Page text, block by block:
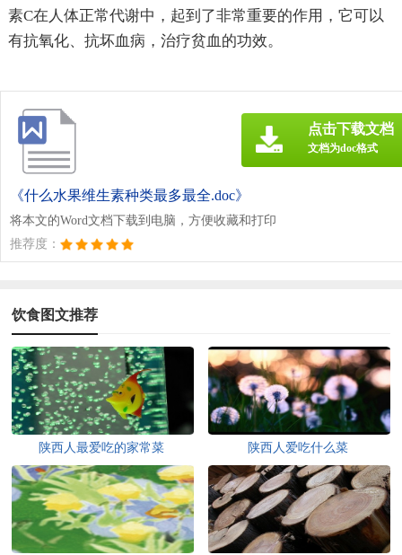
素C在人体正常代谢中，起到了非常重要的作用，它可以
有抗氧化、抗坏血病，治疗贫血的功效。
《什么水果维生素种类最多最全.doc》
将本文的Word文档下载到电脑，方便收藏和打印
推荐度：
点击下载文档
文档为doc格式
饮食图文推荐
陕西人最爱吃的家常菜 陕西人爱吃什么菜